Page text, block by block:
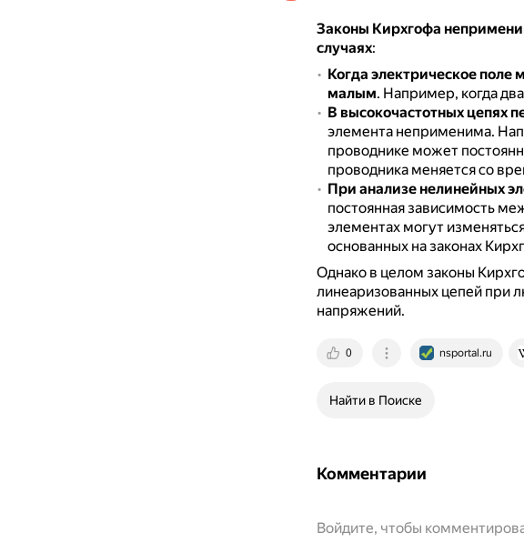
Законы Кирхгофа
случаях:
Когда электрическое
малым. Например, когда
В высокочастотных цепях
элемента неприменима.
проводнике может
проводника меняется со
При анализе нелинейных
постоянная зависимость
элементах могут
основанных на законах
Однако в целом законы
линеаризованных цепей при
напряжений.
0 nsportal.ru
Найти в Поиске
Комментарии
Войдите, чтобы